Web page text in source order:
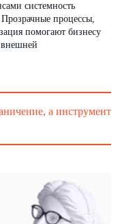
системность
процессы,
помогают бизнесу
внешней
а инструмент